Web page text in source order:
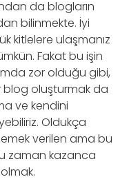
da blogların
bilinmekte. İyi
kitlelere ulaşmanız
Fakat bu işin
zor olduğu gibi,
blog oluşturmak da
ve kendini
Oldukça
verilen ama bu
zaman kazanca